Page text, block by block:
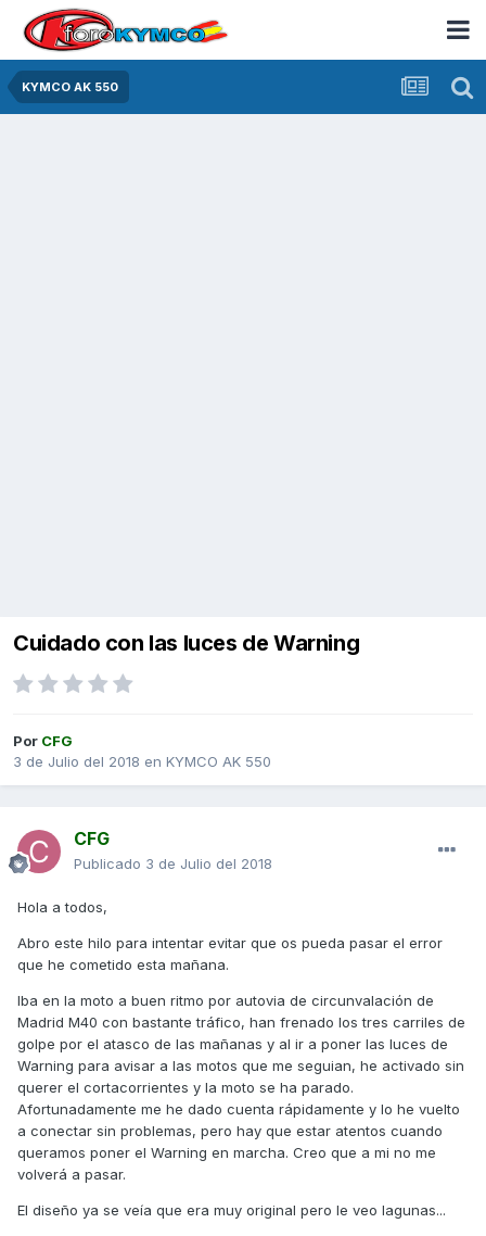
KYMCO AK 550
Cuidado con las luces de Warning
Por CFG
3 de Julio del 2018 en KYMCO AK 550
CFG
Publicado 3 de Julio del 2018
Hola a todos,
Abro este hilo para intentar evitar que os pueda pasar el error
que he cometido esta mañana.
Iba en la moto a buen ritmo por autovia de circunvalación de
Madrid M40 con bastante tráfico, han frenado los tres carriles de
golpe por el atasco de las mañanas y al ir a poner las luces de
Warning para avisar a las motos que me seguian, he activado sin
querer el cortacorrientes y la moto se ha parado.
Afortunadamente me he dado cuenta rápidamente y lo he vuelto
a conectar sin problemas, pero hay que estar atentos cuando
queramos poner el Warning en marcha. Creo que a mi no me
volverá a pasar.
El diseño ya se veía que era muy original pero le veo lagunas...